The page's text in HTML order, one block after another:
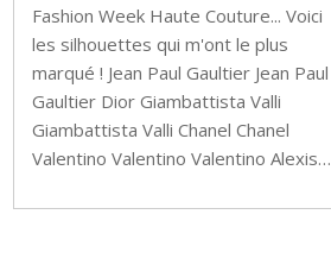
Fashion Week Haute Couture... Voici
les silhouettes qui m'ont le plus
marqué ! Jean Paul Gaultier Jean Paul
Gaultier Dior Giambattista Valli
Giambattista Valli Chanel Chanel
Valentino Valentino Valentino Alexis…